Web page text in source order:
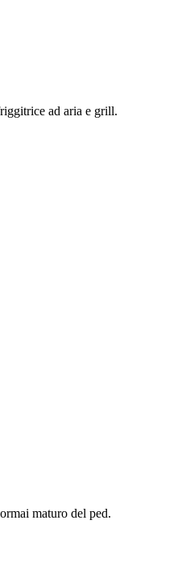
ad aria e grill.
maturo del ped.